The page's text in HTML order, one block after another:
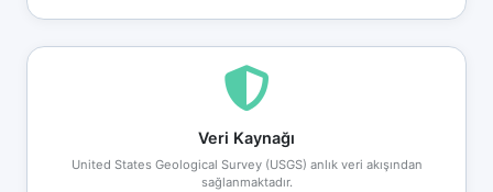
Veri Kaynağı
United States Geological Survey (USGS) anlık veri akışından
sağlanmaktadır.